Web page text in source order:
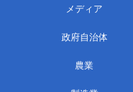
メディア
政府自治体
農業